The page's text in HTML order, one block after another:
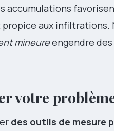
accumulations
aux infiltrations.
mineureengendre
votre
des outils de mesure